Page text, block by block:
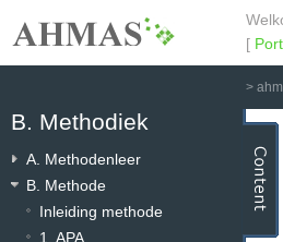
[
>
B. Methodiek
A. Methodenleer
B. Methode
Inleiding methode
1. APA